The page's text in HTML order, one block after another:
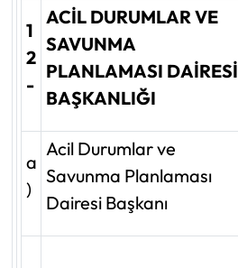
1
2
-
ACİL DURUMLAR VE
SAVUNMA
PLANLAMASI DAİRESİ
BAŞKANLIĞI
a
)
Acil Durumlar ve
Savunma Planlaması
Dairesi Başkanı